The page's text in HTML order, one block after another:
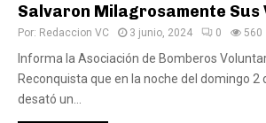
Salvaron Milagrosamente Sus
Por: Redaccion VC 3 junio, 2024 0 560
Informa la Asociación de Bomberos
Reconquista que en la noche del domingo 2
desató un...